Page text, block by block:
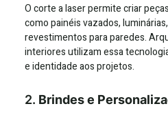
O corte a laser permite criar
como painéis vazados,
revestimentos para paredes.
interiores utilizam essa
e identidade aos projetos.
2. Brindes e